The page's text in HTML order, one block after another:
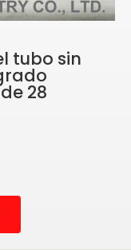
tubo sin
28